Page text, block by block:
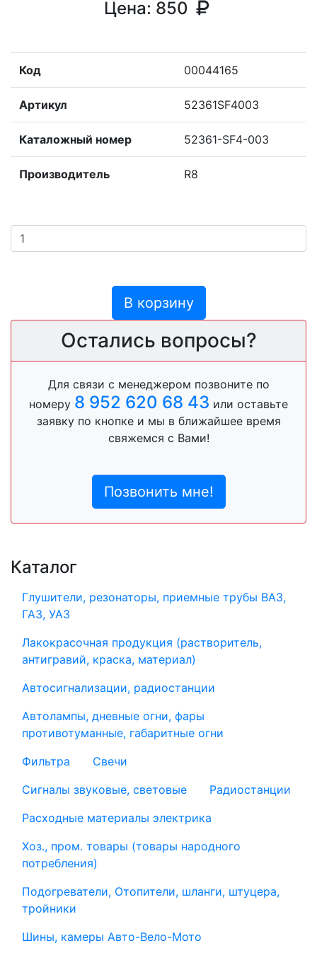
Цена: 850
Код 00044165
Артикул 52361SF4003
Каталожный номер 52361-SF4-003
Производитель R8
В корзину
Остались вопросы?
Для связи с менеджером позвоните по
номеру 8 952 620 68 43 или оставьте
заявку по кнопке и мы в ближайшее время
свяжемся с Вами!
Позвонить мне!
Каталог
Глушители, резонаторы, приемные трубы ВАЗ,
ГАЗ, УАЗ
Лакокрасочная продукция (растворитель,
антигравий, краска, материал)
Автосигнализации, радиостанции
Автолампы, дневные огни, фары
противотуманные, габаритные огни
Фильтра
Свечи
Сигналы звуковые, световые
Радиостанции
Расходные материалы электрика
Хоз., пром. товары (товары народного
потребления)
Подогреватели, Отопители, шланги, штуцера,
тройники
Шины, камеры Авто-Вело-Мото